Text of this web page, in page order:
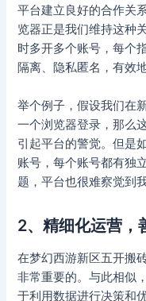
平台建立良好的合作关
览器正是我们维持这种
时多开多个账号，每个
隔离、隐私匿名，有效
举个例子，假设我们在
一个浏览器登录，那么
引起平台的警觉。但是
账号，每个账号都有独
题，平台也很难察觉到
2、精细化运营，
在梦幻西游新区五开搬
非常重要的。与此相似
于利用数据进行决策和